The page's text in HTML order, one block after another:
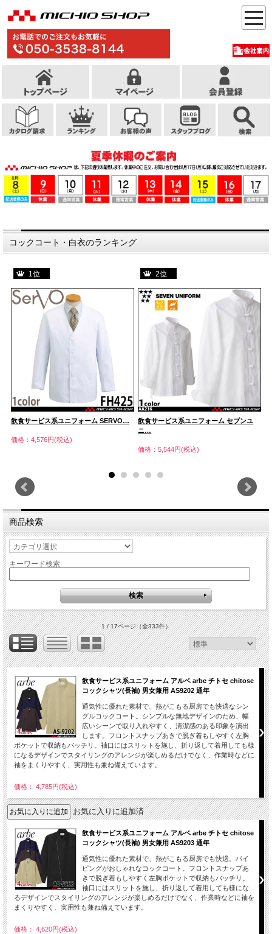
コックコート・白衣のランキング
1位
飲食サービス系ユニフォーム SERVO…
価格：4,576円(税込)
2位
飲食サービス系ユニフォーム セブンユ
ニ…
価格：5,544円(税込)
商品検索
キーワード検索
1 / 17ページ（全333件）
飲食サービス系ユニフォーム アルベ arbe チトセ chitose
コックシャツ(長袖) 男女兼用 AS9202 通年
通気性に優れた素材で、熱がこもる厨房でも快適なシン
グルコックコート。シンプルな無地デザインのため、幅
広いシーンで取り入れやすく、清潔感のある印象を演出
します。フロントスナップあきで脱ぎ着もしやすく左胸
ポケットで収納もバッチリ。袖口にはスリットを施し、折り返して着用しても様
になるデザインでスタイリングのアレンジが楽しめるだけでなく、作業時などに
袖をまくりやすく、実用性も兼ね備えています。
価格： 4,785円(税込)
お気に入りに追加済
飲食サービス系ユニフォーム アルベ arbe チトセ chitose
コックシャツ(長袖) 男女兼用 AS9203 通年
通気性に優れた素材で、熱がこもる厨房でも快適。パイ
ピングがおしゃれなコックコート。フロントスナップあ
きで脱ぎ着もしやすく左胸ポケットで収納もバッチリ。
袖口にはスリットを施し、折り返して着用しても様にな
るデザインでスタイリングのアレンジが楽しめるだけでなく、作業時などに袖を
まくりやすく、実用性も兼ね備えています。
価格： 4,620円(税込)